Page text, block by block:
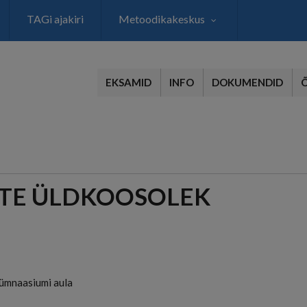
TAGi ajakiri Metoodikakeskus
EKSAMID INFO DOKUMENDID
ÜLDKOOSOLEK
aula